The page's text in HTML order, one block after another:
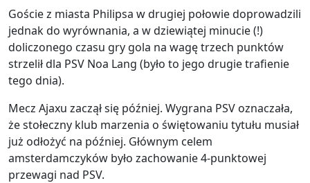
Goście z miasta Philipsa w drugiej połowie doprowadzili
jednak do wyrównania, a w dziewiątej minucie (!)
doliczonego czasu gry gola na wagę trzech punktów
strzelił dla PSV Noa Lang (było to jego drugie trafienie
tego dnia).
Mecz Ajaxu zaczął się później. Wygrana PSV oznaczała,
że stołeczny klub marzenia o świętowaniu tytułu musiał
już odłożyć na później. Głównym celem
amsterdamczyków było zachowanie 4-punktowej
przewagi nad PSV.